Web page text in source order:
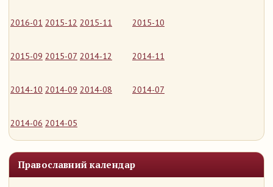
2016-01 2015-12 2015-11 2015-10
2015-09 2015-07 2014-12 2014-11
2014-10 2014-09 2014-08 2014-07
2014-06 2014-05
Православний календар